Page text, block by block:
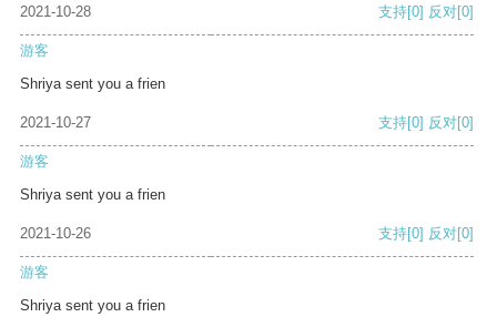
2021-10-28 支持[0] 反对[0]
游客
Shriya sent you a frien
2021-10-27 支持[0] 反对[0]
游客
Shriya sent you a frien
2021-10-26 支持[0] 反对[0]
游客
Shriya sent you a frien